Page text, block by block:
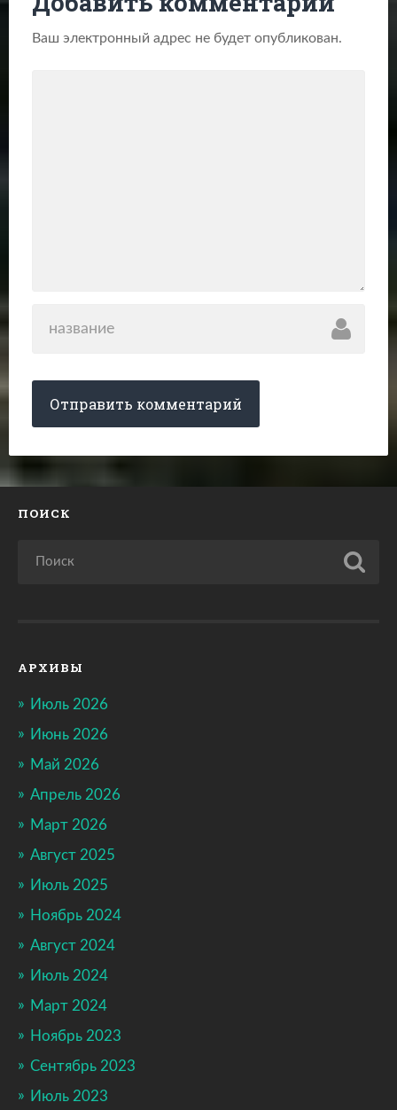
Ваш электронный адрес не будет опубликован.
ПОИСК
АРХИВЫ
Июль 2026
Июнь 2026
Май 2026
Апрель 2026
Март 2026
Август 2025
Июль 2025
Ноябрь 2024
Август 2024
Июль 2024
Март 2024
Ноябрь 2023
Сентябрь 2023
Июль 2023